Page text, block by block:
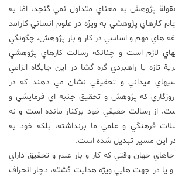
پژوهش به معناي متداول نمي گنجد، امّا به
كارهاي پژوهشي به ويژه در علوم انساني كارآمد
هاي مهم و اساسي در كار و بار پژوهش، چگونگي
لازم است و چنانكه رسالت كارهاي پژوهشي
تازه يا راهبردي گره گشا در اين جايگاه الزامي
ميداني و تحقيقي نشان مي دهند كه در
روزگاري كه پژوهش و تحقيق جنبه اي فرمايشي و
از رسالت حقيقي خود بركنار مانده است و نه
فرهنگي و علمي ما برنداشته، بلكه خود به
اين مسير تبديل شده است.
جهان وقتي كه كار و بار علم و تحقيق داراي
در جهت هايي ويژه هدايت گشته، دچار انحراف